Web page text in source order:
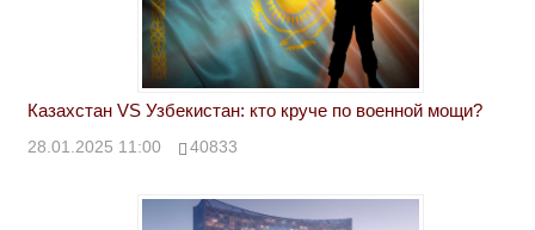
Казахстан VS Узбекистан: кто круче по военной мощи?
28.01.2025 11:00 40833